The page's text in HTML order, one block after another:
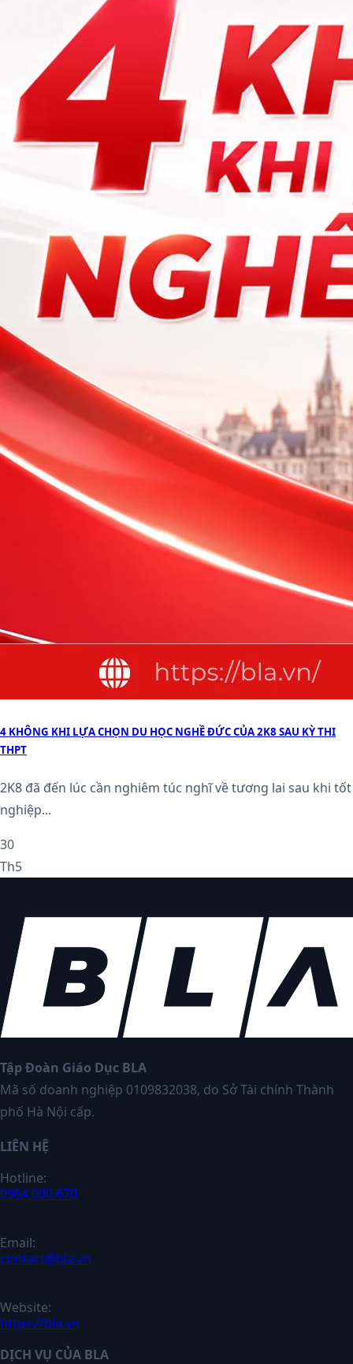
4 KHÔNG KHI LỰA CHỌN DU HỌC NGHỀ ĐỨC CỦA 2K8 SAU KỲ THI
THPT
2K8 đã đến lúc cần nghiêm túc nghĩ về tương lai sau khi tốt
nghiệp...
30
Th5
Tập Đoàn Giáo Dục BLA
Mã số doanh nghiệp 0109832038, do Sở Tài chính Thành
phố Hà Nội cấp.
LIÊN HỆ
Hotline:
0964.000.670
Email:
contact@bla.vn
Website:
https://bla.vn
DỊCH VỤ CỦA BLA